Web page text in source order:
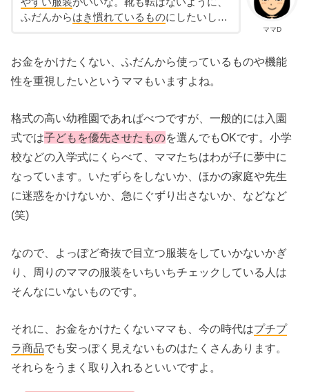
ママD
ふだんからはき慣れているものにしたいし…
お金をかけたくない、ふだんから使っているものや機能
性を重視したいというママもいますよね。
格式の高い幼稚園であればべつですが、一般的には入園
式では子どもを優先させたものを選んでもOKです。小学
校などの入学式にくらべて、ママたちはわが子に夢中に
なっています。いたずらをしないか、ほかの家庭や先生
に迷惑をかけないか、急にぐずり出さないか、などなど
(笑)
なので、よっぽど奇抜で目立つ服装をしていかないかぎ
り、周りのママの服装をいちいちチェックしている人は
そんなにいないものです。
それに、お金をかけたくないママも、今の時代はプチプ
ラ商品でも安っぽく見えないものはたくさんあります。
それらをうまく取り入れるといいですよ。